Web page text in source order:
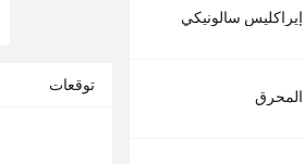
إيراكليس سالونيكي
المحرق
توقعات